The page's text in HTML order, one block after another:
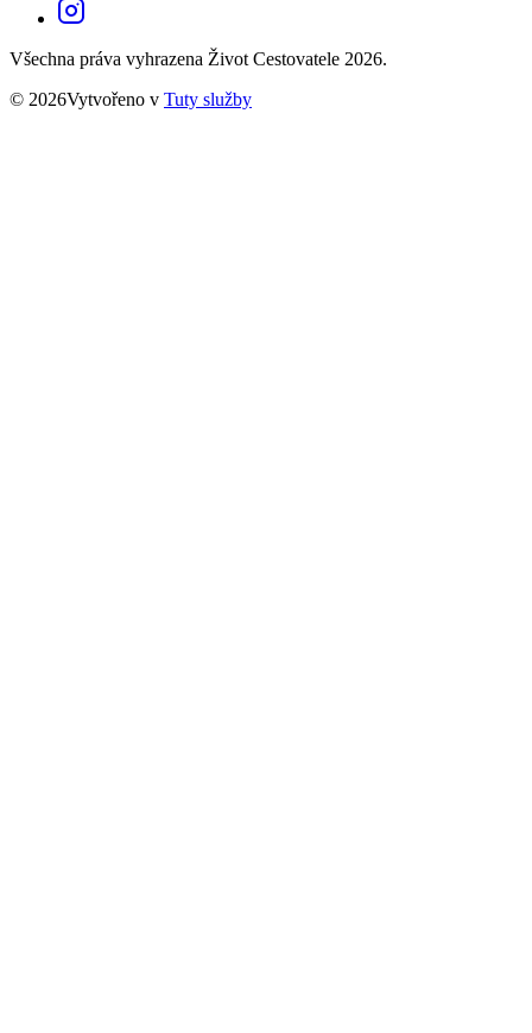
Všechna práva vyhrazena Život Cestovatele 2026.
© 2026Vytvořeno v Tuty služby